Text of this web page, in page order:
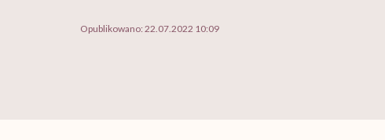
Opublikowano: 22.07.2022 10:09